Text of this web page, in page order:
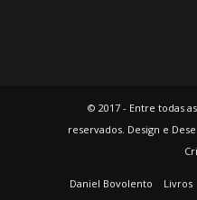
© 2017 - Entre todas
reservados. Design e
Daniel Bovolento Livros